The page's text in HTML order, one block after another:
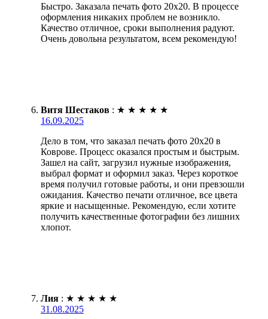
Быстро. Заказала печать фото 20х20. В процессе
оформления никаких проблем не возникло.
Качество отличное, сроки выполнения радуют.
Очень довольна результатом, всем рекомендую!
Витя Шестаков : ★ ★ ★ ★ ★
16.09.2025
Дело в том, что заказал печать фото 20х20 в
Коврове. Процесс оказался простым и быстрым.
Зашел на сайт, загрузил нужные изображения,
выбрал формат и оформил заказ. Через короткое
время получил готовые работы, и они превзошли
ожидания. Качество печати отличное, все цвета
яркие и насыщенные. Рекомендую, если хотите
получить качественные фотографии без лишних
хлопот.
Лия : ★ ★ ★ ★ ★
31.08.2025